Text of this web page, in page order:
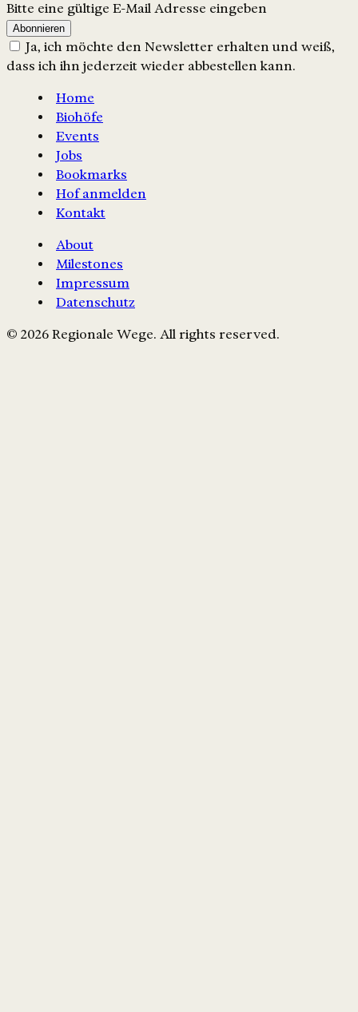
Bitte eine gültige E-Mail Adresse eingeben
Abonnieren
Ja, ich möchte den Newsletter erhalten und weiß,
dass ich ihn jederzeit wieder abbestellen kann.
Home
Biohöfe
Events
Jobs
Bookmarks
Hof anmelden
Kontakt
About
Milestones
Impressum
Datenschutz
© 2026 Regionale Wege. All rights reserved.